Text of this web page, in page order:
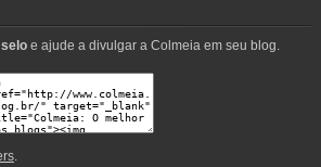
seloe ajude a divulgar a Colmeia em seu blog.
.